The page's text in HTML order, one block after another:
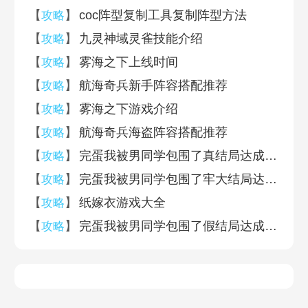
【攻略 】
coc阵型复制工具复制阵型方法
【攻略 】
九灵神域灵雀技能介绍
【攻略 】
雾海之下上线时间
【攻略 】
航海奇兵新手阵容搭配推荐
【攻略 】
雾海之下游戏介绍
【攻略 】
航海奇兵海盗阵容搭配推荐
【攻略 】
完蛋我被男同学包围了真结局达成攻略
【攻略 】
完蛋我被男同学包围了牢大结局达成攻略
【攻略 】
纸嫁衣游戏大全
【攻略 】 完蛋我被男同学包围了假结局达成攻略